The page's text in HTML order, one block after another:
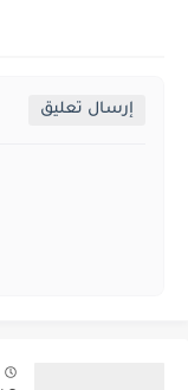
إرسال تعليق